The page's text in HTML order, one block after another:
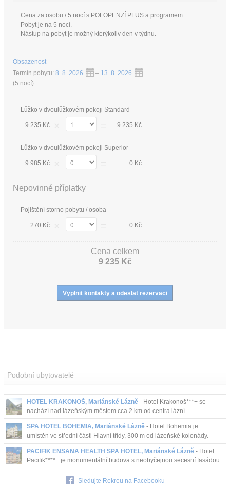
Cena za osobu / 5 nocí s POLOPENZÍ PLUS a programem.
Pobyt je na 5 nocí.
Nástup na pobyt je možný kterýkoliv den v týdnu.
Obsazenost
Termín pobytu: 8. 8. 2026 – 13. 8. 2026
(5 nocí)
Lůžko v dvoulůžkovém pokoji Standard
9 235 Kč 9 235 Kč
Lůžko v dvoulůžkovém pokoji Superior
9 985 Kč 0 Kč
Nepovinné příplatky
Pojištění storno pobytu / osoba
270 Kč 0 Kč
Cena celkem
9 235 Kč
Podobní ubytovatelé
HOTEL KRAKONOŠ, Mariánské Lázně - Hotel Krakonoš***+ se
nachází nad lázeňským městem cca 2 km od centra lázní.
SPA HOTEL BOHEMIA, Mariánské Lázně - Hotel Bohemia je
umístěn ve střední části Hlavní třídy, 300 m od lázeňské kolonády.
PACIFIK ENSANA HEALTH SPA HOTEL, Mariánské Lázně - Hotel
Pacifik****+ je monumentální budova s neobyčejnou secesní fasádou
na konci hlavní ulice v Mariánských Lázní s vlastním minerální...
Sledujte Rekreu na Facebooku